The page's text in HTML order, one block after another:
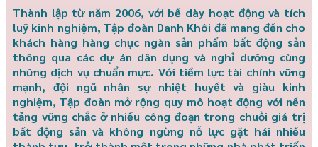
Thành lập từ năm 2006, với bề dày hoạt động và tích
luỹ kinh nghiệm, Tập đoàn Danh Khôi đã mang đến cho
khách hàng hàng chục ngàn sản phẩm bất động sản
thông qua các dự án dân dụng và nghỉ dưỡng cùng
những dịch vụ chuẩn mực. Với tiềm lực tài chính vững
mạnh, đội ngũ nhân sự nhiệt huyết và giàu kinh
nghiệm, Tập đoàn mở rộng quy mô hoạt động với nền
tảng vững chắc ở nhiều công đoạn trong chuỗi giá trị
bất động sản và không ngừng nỗ lực gặt hái nhiều